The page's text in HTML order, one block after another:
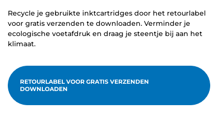
Recycle je gebruikte inktcartridges door het retourlabel
voor gratis verzenden te downloaden. Verminder je
ecologische voetafdruk en draag je steentje bij aan het
klimaat.
RETOURLABEL VOOR GRATIS VERZENDEN
DOWNLOADEN